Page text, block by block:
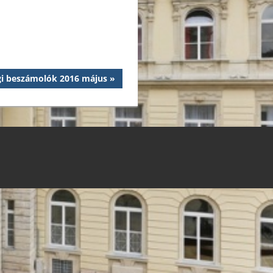
beszámolók 2016 május